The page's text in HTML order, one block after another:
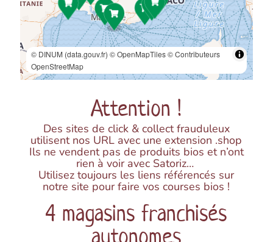
Satoriz Grenoble – Rocade
SATORIZ GRENOBLE
9 rue du Béal
Zone d'Activités Sud
38400 Saint-Martin-d'Hères
Click & collect
Restaurant Du Pain sur la planche – St
Péray
Satoriz
07130 Saint-Péray
Vous accueille sur place (et à emporter) !
© DINUM (data.gouv.fr) © OpenMapTiles© Contributeurs
OpenStreetMap
Attention !
Des sites de click & collect frauduleux
utilisent nos URL avec une extension .shop
Ils ne vendent pas de produits bios et n’ont
rien à voir avec Satoriz…
Utilisez toujours les liens référencés sur
notre site pour faire vos courses bios !
4 magasins franchisés